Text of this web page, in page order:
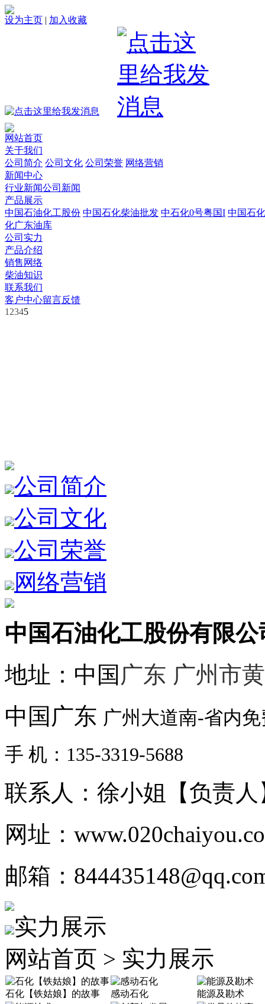
设为主页 | 加入收藏
网站首页
关于我们
公司简介 公司文化 公司荣誉 网络营销
新闻中心
行业新闻公司新闻
产品展示
中国石油化工股份 中国石化柴油批发 中石化0号粤国I 中国石
化广东油库
公司实力
产品介绍
销售网络
柴油知识
联系我们
客户中心留言反馈
1 2345
公司简介
公司文化
公司荣誉
网络营销
中国石油化工股份有限公
地址：中国 广东 广州市
中国广东 广州大道南-省内
手 机：135-3319-5688
联系人：徐小姐【负责人
网址：
邮箱：
实力展示
网站首页 > 实力展示
石化【铁姑娘】的故事 感动石化 能源及勘术